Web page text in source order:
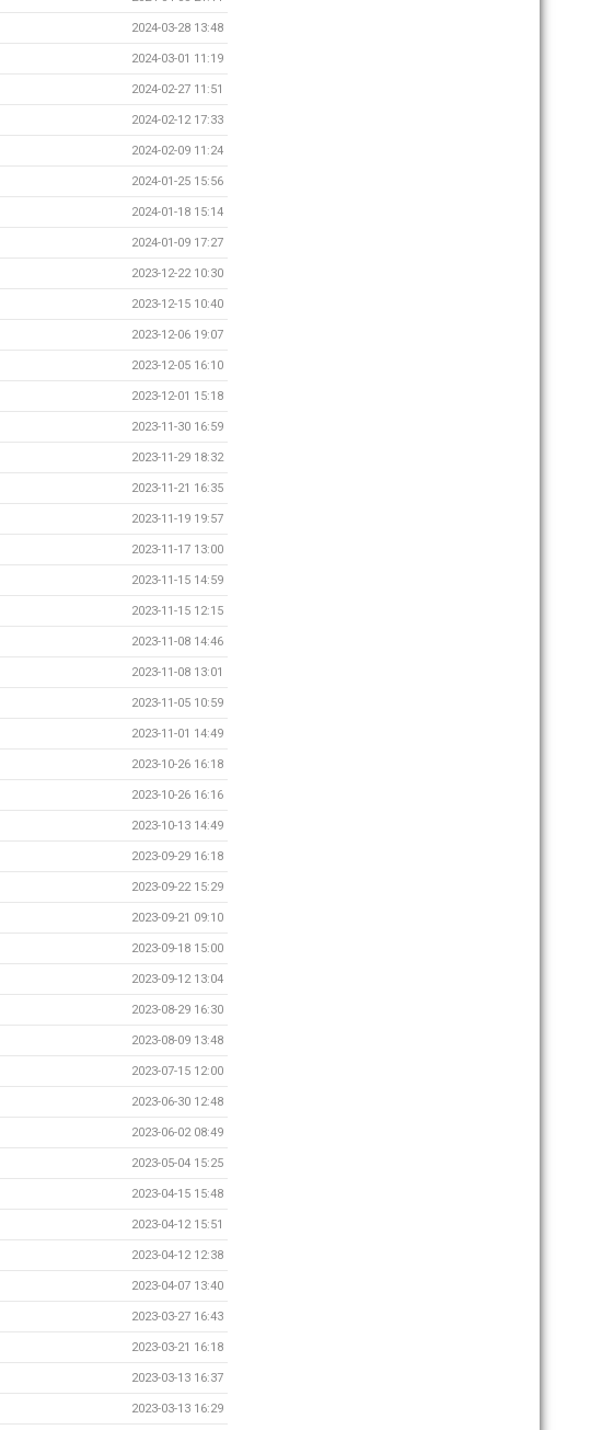
2024-03-28 13:48
2024-03-01 11:19
2024-02-27 11:51
2024-02-12 17:33
2024-02-09 11:24
2024-01-25 15:56
2024-01-18 15:14
2024-01-09 17:27
2023-12-22 10:30
2023-12-15 10:40
2023-12-06 19:07
2023-12-05 16:10
2023-12-01 15:18
2023-11-30 16:59
2023-11-29 18:32
2023-11-21 16:35
2023-11-19 19:57
2023-11-17 13:00
2023-11-15 14:59
2023-11-15 12:15
2023-11-08 14:46
2023-11-08 13:01
2023-11-05 10:59
2023-11-01 14:49
2023-10-26 16:18
2023-10-26 16:16
2023-10-13 14:49
2023-09-29 16:18
2023-09-22 15:29
2023-09-21 09:10
2023-09-18 15:00
2023-09-12 13:04
2023-08-29 16:30
2023-08-09 13:48
2023-07-15 12:00
2023-06-30 12:48
2023-06-02 08:49
2023-05-04 15:25
2023-04-15 15:48
2023-04-12 15:51
2023-04-12 12:38
2023-04-07 13:40
2023-03-27 16:43
2023-03-21 16:18
2023-03-13 16:37
2023-03-13 16:29